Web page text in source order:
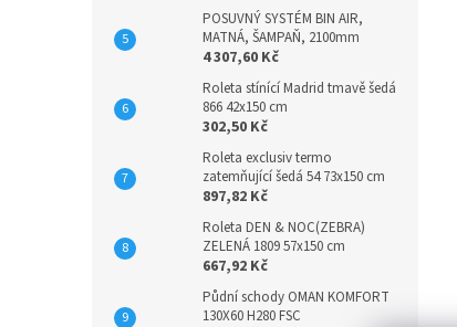
POSUVNÝ SYSTÉM BIN AIR,
MATNÁ, ŠAMPAŇ, 2100mm
4 307,60 Kč
Roleta stínící Madrid tmavě šedá
866 42x150 cm
302,50 Kč
Roleta exclusiv termo
zatemňující šedá 54 73x150 cm
897,82 Kč
Roleta DEN & NOC(ZEBRA)
ZELENÁ 1809 57x150 cm
667,92 Kč
Půdní schody OMAN KOMFORT
130X60 H280 FSC